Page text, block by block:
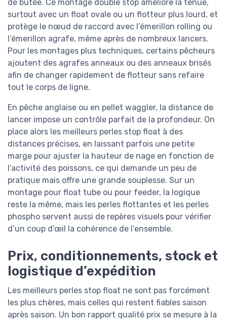
de butée. Ce montage double stop améliore la tenue,
surtout avec un float ovale ou un flotteur plus lourd, et
protège le nœud de raccord avec l’émerillon rolling ou
l’émerillon agrafe, même après de nombreux lancers.
Pour les montages plus techniques, certains pêcheurs
ajoutent des agrafes anneaux ou des anneaux brisés
afin de changer rapidement de flotteur sans refaire
tout le corps de ligne.
En pêche anglaise ou en pellet waggler, la distance de
lancer impose un contrôle parfait de la profondeur. On
place alors les meilleurs perles stop float à des
distances précises, en laissant parfois une petite
marge pour ajuster la hauteur de nage en fonction de
l’activité des poissons, ce qui demande un peu de
pratique mais offre une grande souplesse. Sur un
montage pour float tube ou pour feeder, la logique
reste la même, mais les perles flottantes et les perles
phospho servent aussi de repères visuels pour vérifier
d’un coup d’œil la cohérence de l’ensemble.
Prix, conditionnements, stock et
logistique d’expédition
Les meilleurs perles stop float ne sont pas forcément
les plus chères, mais celles qui restent fiables saison
après saison. Un bon rapport qualité prix se mesure à la